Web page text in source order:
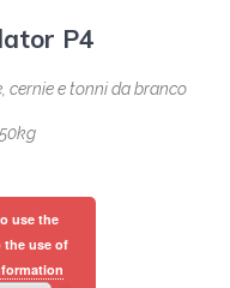
P4
cernie e tonni da branco
use the
the use of